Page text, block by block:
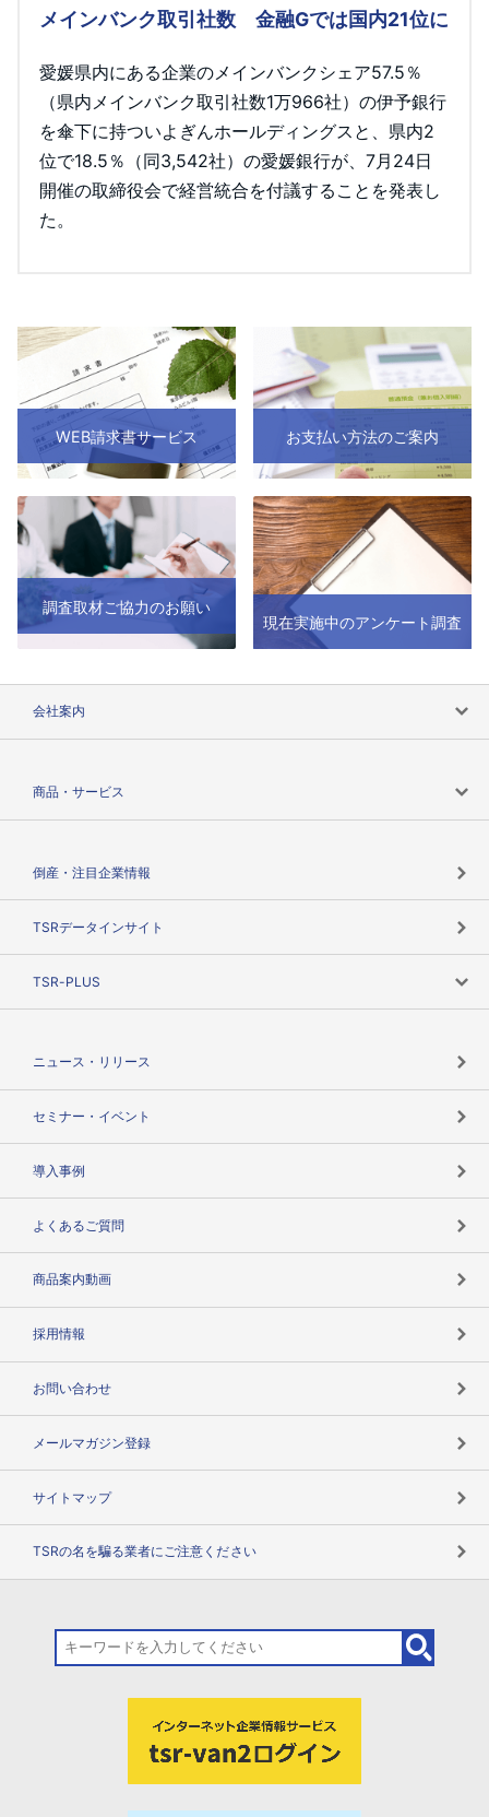
メインバンク取引社数 金融Gでは国内21位に
愛媛県内にある企業のメインバンクシェア57.5％
（県内メインバンク取引社数1万966社）の伊予銀行
を傘下に持ついよぎんホールディングスと、県内2
位で18.5％（同3,542社）の愛媛銀行が、7月24日
開催の取締役会で経営統合を付議することを発表し
た。
WEB請求書サービス お支払い方法のご案内
調査取材ご協力のお願い
現在実施中のアンケート調査
会社案内
商品・サービス
倒産・注目企業情報
TSRデータインサイト
TSR-PLUS
ニュース・リリース
セミナー・イベント
導入事例
よくあるご質問
商品案内動画
採用情報
お問い合わせ
メールマガジン登録
サイトマップ
TSRの名を騙る業者にご注意ください